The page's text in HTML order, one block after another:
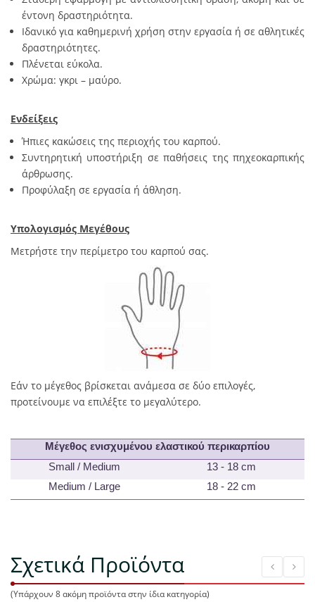
έντονη δραστηριότητα.
Ιδανικό για καθημερινή χρήση στην εργασία ή σε αθλητικές
δραστηριότητες.
Πλένεται εύκολα.
Χρώμα: γκρι – μαύρο.
Ενδείξεις
Ήπιες κακώσεις της περιοχής του καρπού.
Συντηρητική υποστήριξη σε παθήσεις της πηχεοκαρπικής
άρθρωσης.
Προφύλαξη σε εργασία ή άθληση.
Υπολογισμός Μεγέθους
Μετρήστε την περίμετρο του καρπού σας.
Εάν το μέγεθος βρίσκεται ανάμεσα σε δύο επιλογές,
προτείνουμε να επιλέξτε το μεγαλύτερο.
Μέγεθος ενισχυμένου ελαστικού περικαρπίου
Small / Medium 13 - 18cm
Medium / Large 18- 22cm
Σχετικά Προϊόντα
(Υπάρχουν 8 ακόμη προϊόντα στην ίδια κατηγορία)